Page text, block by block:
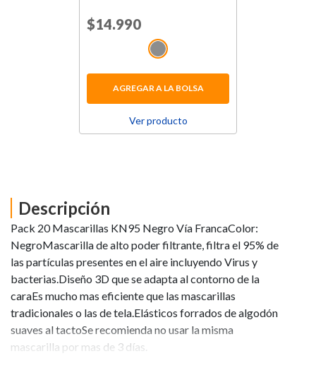
Price reduced from
$14.990
AGREGAR A LA BOLSA
Ver producto
Descripción
Pack 20 Mascarillas KN95 Negro Vía FrancaColor:
NegroMascarilla de alto poder filtrante, filtra el 95% de
las partículas presentes en el aire incluyendo Virus y
bacterias.Diseño 3D que se adapta al contorno de la
caraEs mucho mas eficiente que las mascarillas
tradicionales o las de tela.Elásticos forrados de algodón
suaves al tactoSe recomienda no usar la misma
mascarilla por mas de 3 días.